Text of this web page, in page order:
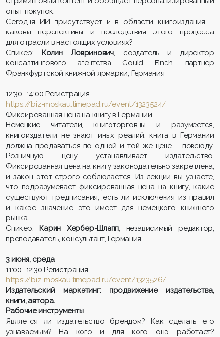
опыт покупок.
Сегодня ИИ присутствует и в области книгоиздания –
каковы перспективы и последствия этого процесса
для отрасли в настоящих условиях?
Спикер:
Колин Ловринович, создатель и директор
консалтингового агентства Gould Finch, партнер
Франкфуртской книжной ярмарки, Германия
12:30–14:00 Регистрация
https://biz-moskau.timepad.ru/event/1323524/
Фиксированная цена на книгу в Германии
Немецкие читатели, книготорговцы и, разумеется,
книгоиздатели не знают иных реалий: книга в Германии
должна продаваться по одной и той же цене – повсюду.
Розничную цену устанавливает издательство.
Фиксированная цена на книгу законодательно закреплена,
и закон этот строго соблюдается. Из лекции вы узнаете,
что подразумевает фиксированная цена на книгу, какие
существуют предписания, есть ли исключения из правил
и какое значение это имеет для немецкого книжного
рынка.
Спикер: Карин Хербер-Шлапп, независимый редактор,
преподаватель, консультант, Германия
3 июня, среда
11:00–12:30 Регистрация
https://biz-moskau.timepad.ru/event/1323526/
Издательский маркетинг: продвижение издательства,
книги, автора.
Рабочие инструменты
Является ли издательство брендом? Как сделать его
узнаваемым? На кого и для кого оно работает?